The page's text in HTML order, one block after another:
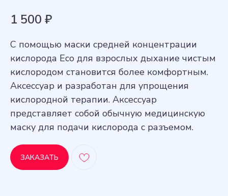
1 500 ₽
С помощью маски средней концентрации
кислорода Eco для взрослых дыхание чистым
кислородом становится более комфортным.
Аксессуар и разработан для упрощения
кислородной терапии. Аксессуар
представляет собой обычную медицинскую
маску для подачи кислорода с разъемом.
ЗАКАЗАТЬ